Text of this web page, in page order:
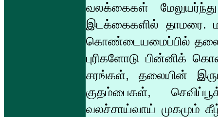
வலக்கைகள்
இடக்கைகளில் தாமரை.
கொண்டையமைப்பில் தலை
புரிகளோடு பின்னிக்
சரங்கள், தலையின்
குதம்பைகள்,
வலச்சாய்வாய் முகமும்